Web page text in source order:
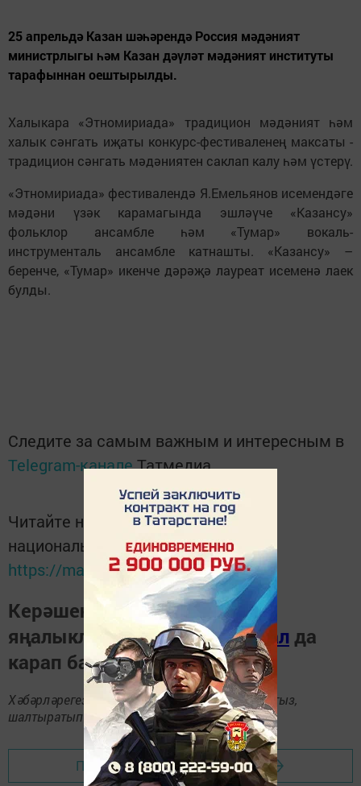
25 апрельдә Казан шәһәрендә Россия мәдәният
министрлыгы һәм Казан дәүләт мәдәният институты
тарафыннан оештырылды.
Халыкара «Этномириада» традицион мәдәният һәм
халык сәнгать иҗаты конкурс-фестиваленең максаты -
традицион сәнгать мәдәниятен саклап калу һәм үстерү.
«Этномириада» фестивалендә Я.Емельянов исемендәге
мәдәни үзәк карамагында эшләүче «Казансу»
фольклор ансамбле һәм «Тумар» вокаль-
инструменталь ансамбле катнашты. «Казансу» –
беренче, «Тумар» икенче дәрәҗә лауреат исеменә лаек
булды.
Следите за самым важным и интересным в
Telegram-каналеТатмедиа
Читайте новости Татарстана в
национальном мессенджере MАХ:
https://max.ru/tatmedia
Керәшен дөньясындагы
яңалыкларныТелеграм-канал да
карап барыгыз.
Хәбәрләрегезне 89172509795номерына языгыз,
шалтыратып әйтегез.
Перейти на страницу новости